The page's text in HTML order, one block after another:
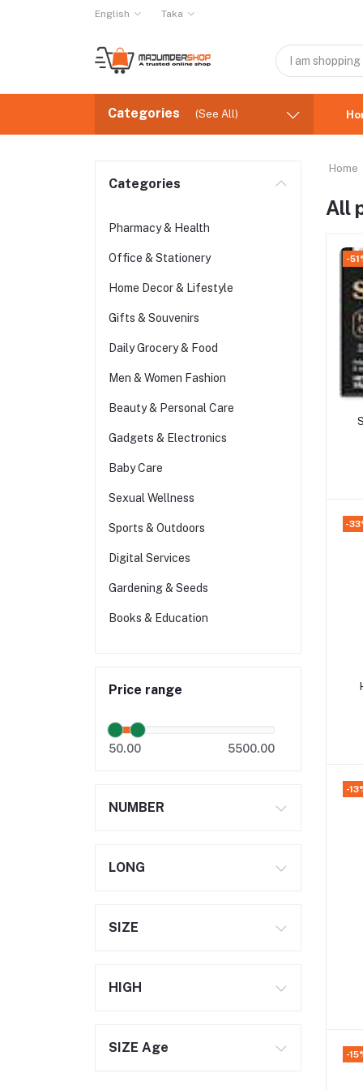
English Taka
Categories (See All)
Categories
Pharmacy & Health
Office & Stationery
Home Decor & Lifestyle
Gifts & Souvenirs
Daily Grocery & Food
Men & Women Fashion
Beauty & Personal Care
Gadgets & Electronics
Baby Care
Sexual Wellness
Sports & Outdoors
Digital Services
Gardening & Seeds
Books & Education
Price range
50.00 5500.00
NUMBER
LONG
SIZE
HIGH
SIZE Age
Home
All
-
-
-
-